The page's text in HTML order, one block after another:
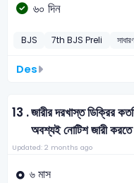
৬০ দিন
BJS 7th BJS Preli
Des
13 .জারীর দরখাস্ত ডিক্রির
অবশ্যই নোটিশ জারী
Updated: 2 months ago
৬ মাস